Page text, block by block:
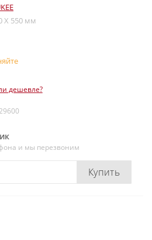
X 550 мм
дешевле?
и мы перезвоним
Купить